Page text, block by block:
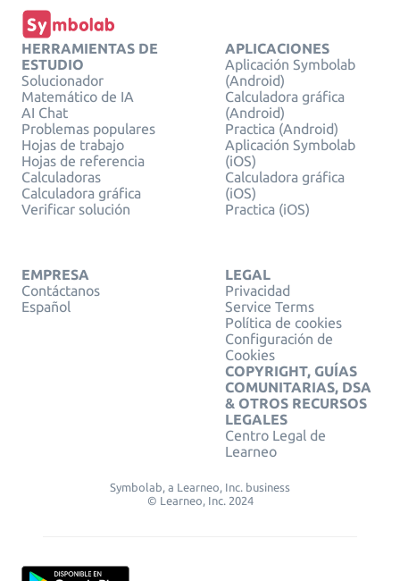
HERRAMIENTAS DE
ESTUDIO
Solucionador
Matemático de IA
AI Chat
Problemas populares
Hojas de trabajo
Hojas de referencia
Calculadoras
Calculadora gráfica
Verificar solución
APLICACIONES
Aplicación Symbolab
(Android)
Calculadora gráfica
(Android)
Practica (Android)
Aplicación Symbolab
(iOS)
Calculadora gráfica
(iOS)
Practica (iOS)
EMPRESA
Contáctanos
Español
LEGAL
Privacidad
Service Terms
Política de cookies
Configuración de
Cookies
COPYRIGHT, GUÍAS
COMUNITARIAS, DSA
& OTROS RECURSOS
LEGALES
Centro Legal de
Learneo
Symbolab, a Learneo, Inc. business
© Learneo, Inc. 2024